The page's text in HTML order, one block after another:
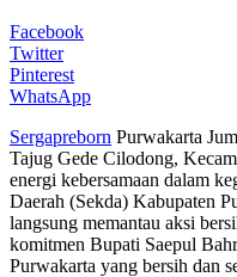
Facebook
Twitter
Pinterest
WhatsApp
Sergapreborn Purwakarta
Tajug Gede Cilodong,
energi kebersamaan dalam
Daerah (Sekda) Kabupaten
langsung memantau aksi
komitmen Bupati Saepul
Purwakarta yang bersih dan